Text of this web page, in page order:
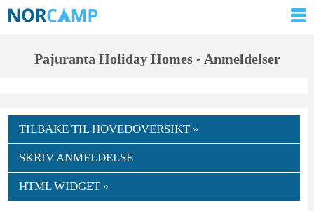
Pajuranta Holiday Homes - Anmeldelser
TILBAKE TIL HOVEDOVERSIKT »
SKRIV ANMELDELSE
HTML WIDGET »